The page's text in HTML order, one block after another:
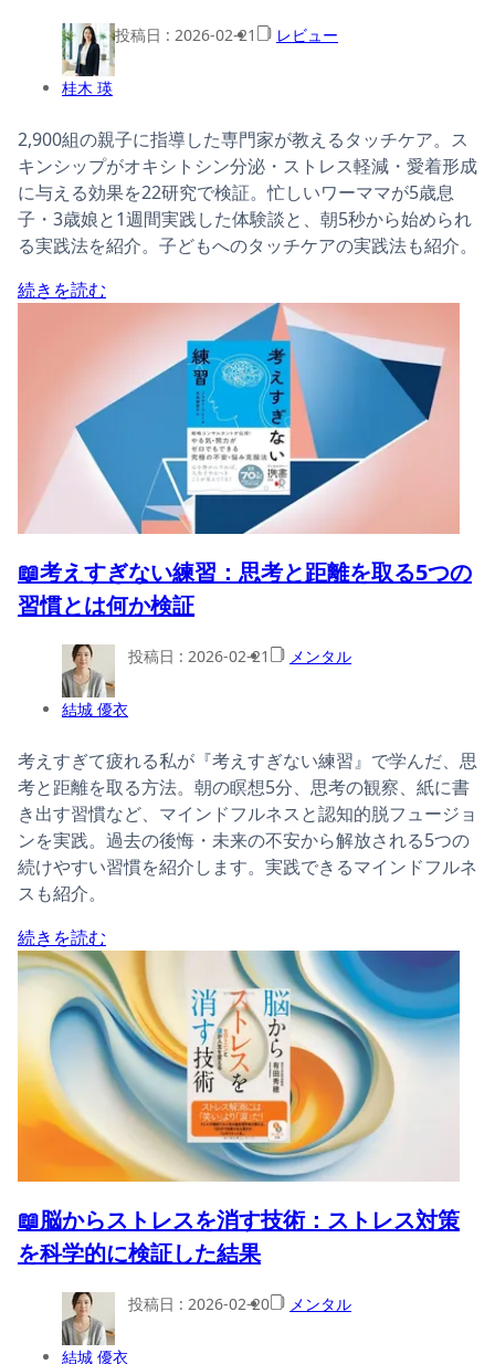
桂木 瑛
投稿日 : 2026-02-21 レビュー
2,900組の親子に指導した専門家が教えるタッチケア。ス
キンシップがオキシトシン分泌・ストレス軽減・愛着形成
に与える効果を22研究で検証。忙しいワーママが5歳息
子・3歳娘と1週間実践した体験談と、朝5秒から始められ
る実践法を紹介。子どもへのタッチケアの実践法も紹介。
続きを読む
📖考えすぎない練習：思考と距離を取る5つの
習慣とは何か検証
結城 優衣
投稿日 : 2026-02-21 メンタル
考えすぎて疲れる私が『考えすぎない練習』で学んだ、思
考と距離を取る方法。朝の瞑想5分、思考の観察、紙に書
き出す習慣など、マインドフルネスと認知的脱フュージョ
ンを実践。過去の後悔・未来の不安から解放される5つの
続けやすい習慣を紹介します。実践できるマインドフルネ
スも紹介。
続きを読む
📖脳からストレスを消す技術：ストレス対策
を科学的に検証した結果
結城 優衣
投稿日 : 2026-02-20 メンタル